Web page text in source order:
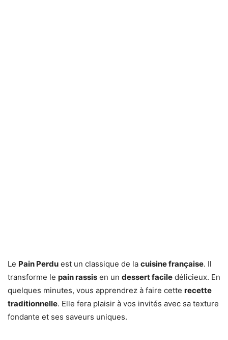
Le Pain Perdu est un classique de la cuisine française. Il
transforme le pain rassis en un dessert facile délicieux. En
quelques minutes, vous apprendrez à faire cette recette
traditionnelle. Elle fera plaisir à vos invités avec sa texture
fondante et ses saveurs uniques.